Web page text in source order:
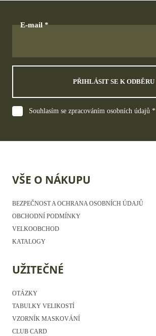
E-mail
PŘIHLÁSIT SE K ODBĚRU
Souhlasím se zpracováním osobních údajů *
VŠE O NÁKUPU
BEZPEČNOST A OCHRANA OSOBNÍCH ÚDAJŮ
OBCHODNÍ PODMÍNKY
VELKOOBCHOD
KATALOGY
UŽITEČNÉ
OTÁZKY
TABULKY VELIKOSTÍ
VZORNÍK MASKOVÁNÍ
CLUB CARD